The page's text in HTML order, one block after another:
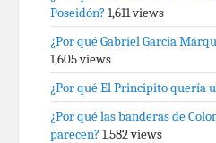
Poseidón? 1,611 views
¿Por qué Gabriel García
1,605 views
¿Por qué El Principito quería
¿Por qué las banderas de
parecen? 1,582 views